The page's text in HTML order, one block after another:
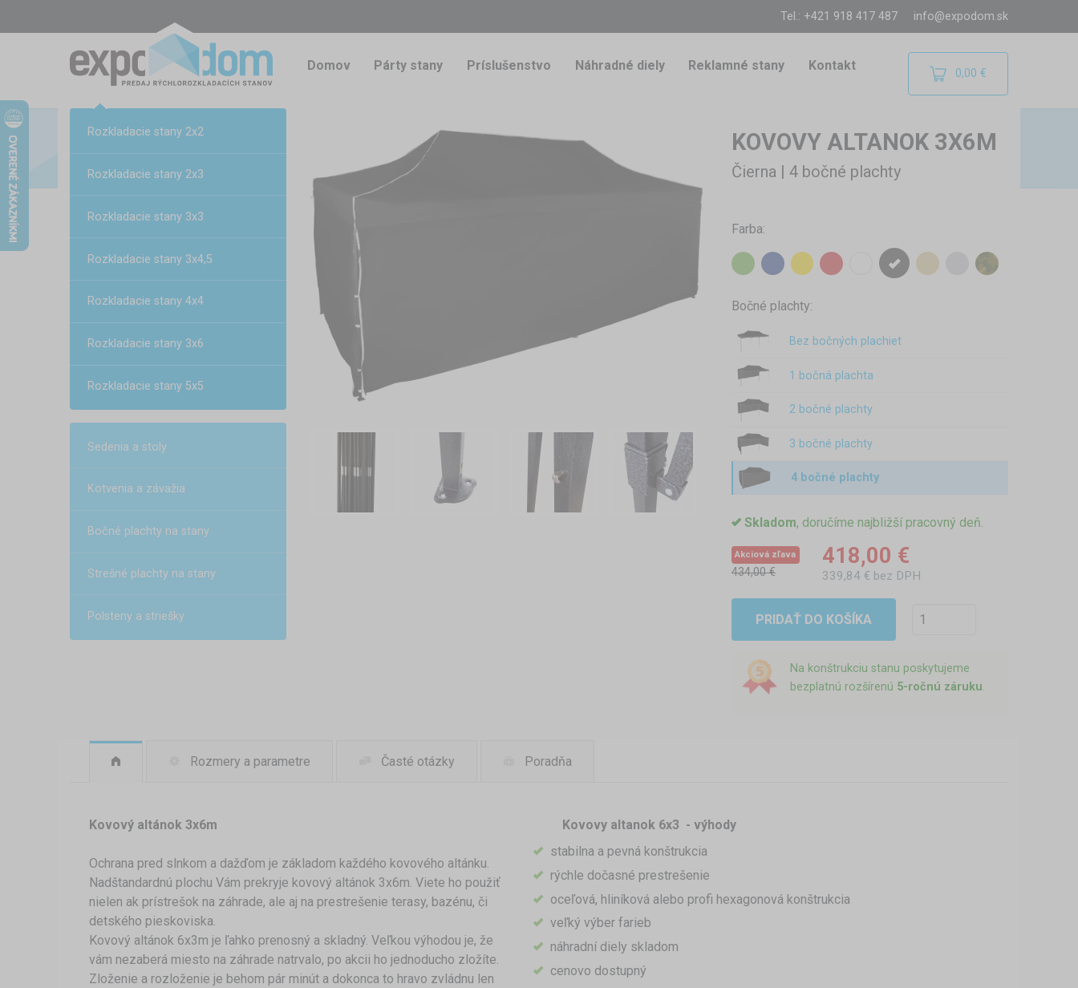
Tel.: +421 918 417 487 info@expodom.sk
Domov Párty stany Príslušenstvo Náhradné diely Reklamné stany Kontakt 0,00 €
Rozkladacie stany 2x2
Rozkladacie stany 2x3
Rozkladacie stany 3x3
Rozkladacie stany 3x4,5
Rozkladacie stany 4x4
Rozkladacie stany 3x6
Rozkladacie stany 5x5
Sedenia a stoly
Kotvenia a závažia
Bočné plachty na stany
Strešné plachty na stany
Polsteny a striešky
KOVOVY ALTANOK 3X6M
Čierna | 4 bočné plachty
Farba:
Bočné plachty:
Bez bočných plachiet
1 bočná plachta
2 bočné plachty
3 bočné plachty
4 bočné plachty
Skladom, doručíme najbližší pracovný deň.
Akciová zľava
434,00 €
418,00 €
339,84 € bez DPH
PRIDAŤ DO KOŠÍKA
Na konštrukciu stanu poskytujeme
bezplatnú rozšírenú 5-ročnú záruku.
Rozmery a parametre Časté otázky Poradňa
Kovový altánok 3x6m
Ochrana pred slnkom a dažďom je základom každého kovového altánku.
Nadštandardnú plochu Vám prekryje kovový altánok 3x6m. Viete ho použiť
nielen ak prístrešok na záhrade, ale aj na prestrešenie terasy, bazénu, či
detského pieskoviska.
Kovový altánok 6x3m je ľahko prenosný a skladný. Veľkou výhodou je, že
vám nezaberá miesto na záhrade natrvalo, po akcii ho jednoducho zložíte.
Zloženie a rozloženie je behom pár minút a dokonca to hravo zvládnu len
Kovovy altanok 6x3 - výhody
stabilna a pevná konštrukcia
rýchle dočasné prestrešenie
oceľová, hliníková alebo profi hexagonová konštrukcia
veľký výber farieb
náhradní diely skladom
cenovo dostupný